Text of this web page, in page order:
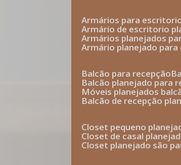
armários para
armário de escritorio
armários planejados
armário planejado
balcão para recepção
balcão planejado para
móveis planejados
balcão de recepção
closet pequeno
closet de casal
closet planejado são